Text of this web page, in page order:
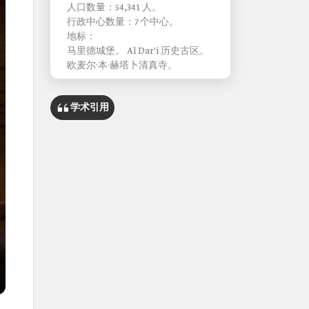
人口数量：54,341 人。
行政中心数量：7 个中心。
地标：
马里德城堡。 Al Dar'i 历史古区。
欧麦尔·本·赫塔卜清真寺。
学术引用